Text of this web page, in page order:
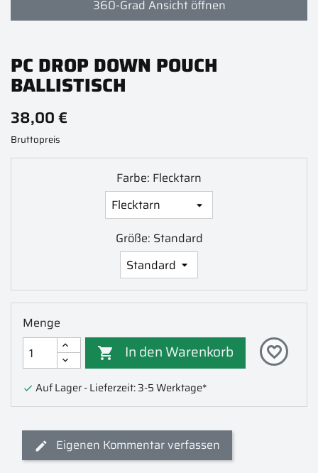
360-Grad Ansicht öffnen
PC DROP DOWN POUCH
BALLISTISCH
38,00 €
Bruttopreis
Farbe: Flecktarn
Größe: Standard
Menge
 In den Warenkorb favorite_border
 Auf Lager - Lieferzeit: 3-5 Werktage*
Eigenen Kommentar verfassen